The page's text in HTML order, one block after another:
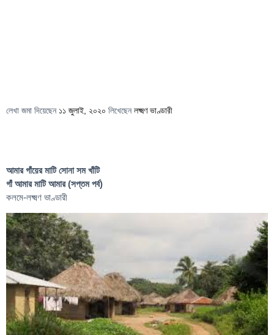
লেখা জমা দিয়েছেন ১১ জুলাই, ২০২০ লিখেছেন লক্ষ্মণ ভাণ্ডারী
আমার গাঁয়ের মাটি সোনা সম খাঁটি
গাঁ আমার মাটি আমার (সপ্তম পর্ব)
কলমে-লক্ষ্মণ ভাণ্ডারী